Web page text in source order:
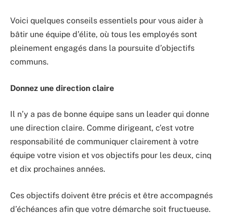
Voici quelques conseils essentiels pour vous aider à
bâtir une équipe d’élite, où tous les employés sont
pleinement engagés dans la poursuite d’objectifs
communs.
Donnez une direction claire
Il n’y a pas de bonne équipe sans un leader qui donne
une direction claire. Comme dirigeant, c’est votre
responsabilité de communiquer clairement à votre
équipe votre vision et vos objectifs pour les deux, cinq
et dix prochaines années.
Ces objectifs doivent être précis et être accompagnés
d’échéances afin que votre démarche soit fructueuse.